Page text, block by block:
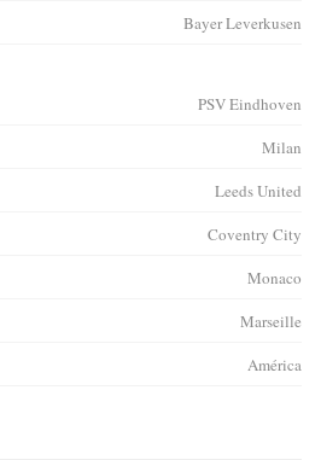
Bayer Leverkusen
PSV Eindhoven
Milan
Leeds United
Coventry City
Monaco
Marseille
América